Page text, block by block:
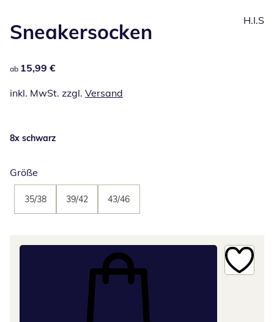
Sneakersocken
15,99 €
ab 15,99 €
inkl. MwSt. zzgl. Versand
H.I.S
8x schwarz
Größe
35/38 39/42 43/46